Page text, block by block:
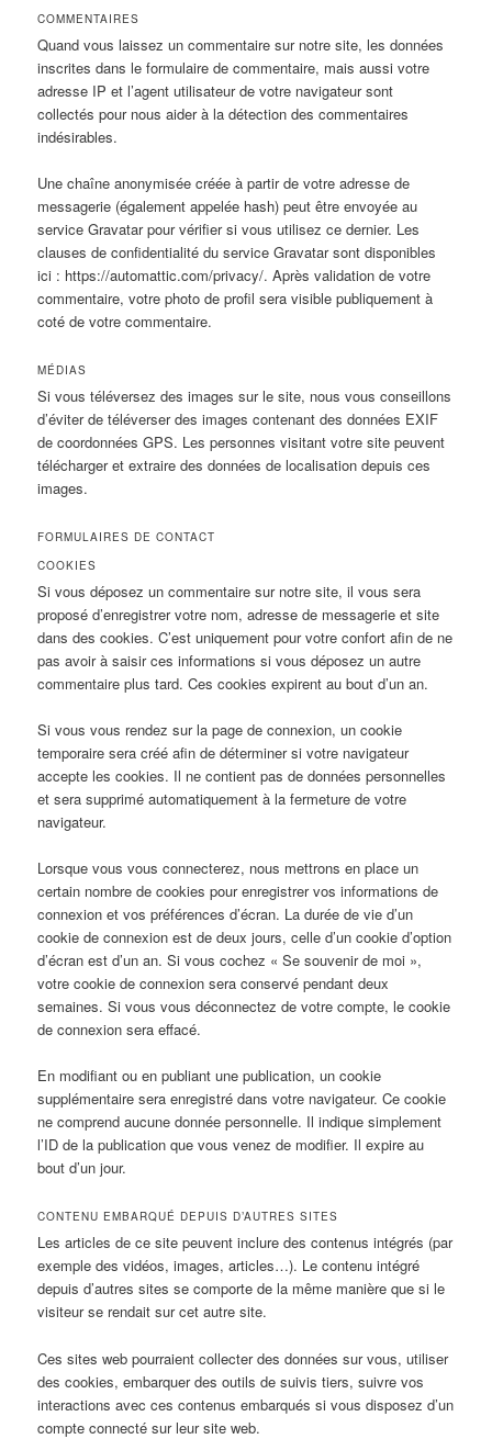
COMMENTAIRES
Quand vous laissez un commentaire sur notre site, les données
inscrites dans le formulaire de commentaire, mais aussi votre
adresse IP et l’agent utilisateur de votre navigateur sont
collectés pour nous aider à la détection des commentaires
indésirables.
Une chaîne anonymisée créée à partir de votre adresse de
messagerie (également appelée hash) peut être envoyée au
service Gravatar pour vérifier si vous utilisez ce dernier. Les
clauses de confidentialité du service Gravatar sont disponibles
ici : https://automattic.com/privacy/. Après validation de votre
commentaire, votre photo de profil sera visible publiquement à
coté de votre commentaire.
MÉDIAS
Si vous téléversez des images sur le site, nous vous conseillons
d’éviter de téléverser des images contenant des données EXIF
de coordonnées GPS. Les personnes visitant votre site peuvent
télécharger et extraire des données de localisation depuis ces
images.
FORMULAIRES DE CONTACT
COOKIES
Si vous déposez un commentaire sur notre site, il vous sera
proposé d’enregistrer votre nom, adresse de messagerie et site
dans des cookies. C’est uniquement pour votre confort afin de ne
pas avoir à saisir ces informations si vous déposez un autre
commentaire plus tard. Ces cookies expirent au bout d’un an.
Si vous vous rendez sur la page de connexion, un cookie
temporaire sera créé afin de déterminer si votre navigateur
accepte les cookies. Il ne contient pas de données personnelles
et sera supprimé automatiquement à la fermeture de votre
navigateur.
Lorsque vous vous connecterez, nous mettrons en place un
certain nombre de cookies pour enregistrer vos informations de
connexion et vos préférences d’écran. La durée de vie d’un
cookie de connexion est de deux jours, celle d’un cookie d’option
d’écran est d’un an. Si vous cochez « Se souvenir de moi »,
votre cookie de connexion sera conservé pendant deux
semaines. Si vous vous déconnectez de votre compte, le cookie
de connexion sera effacé.
En modifiant ou en publiant une publication, un cookie
supplémentaire sera enregistré dans votre navigateur. Ce cookie
ne comprend aucune donnée personnelle. Il indique simplement
l’ID de la publication que vous venez de modifier. Il expire au
bout d’un jour.
CONTENU EMBARQUÉ DEPUIS D’AUTRES SITES
Les articles de ce site peuvent inclure des contenus intégrés (par
exemple des vidéos, images, articles…). Le contenu intégré
depuis d’autres sites se comporte de la même manière que si le
visiteur se rendait sur cet autre site.
Ces sites web pourraient collecter des données sur vous, utiliser
des cookies, embarquer des outils de suivis tiers, suivre vos
interactions avec ces contenus embarqués si vous disposez d’un
compte connecté sur leur site web.